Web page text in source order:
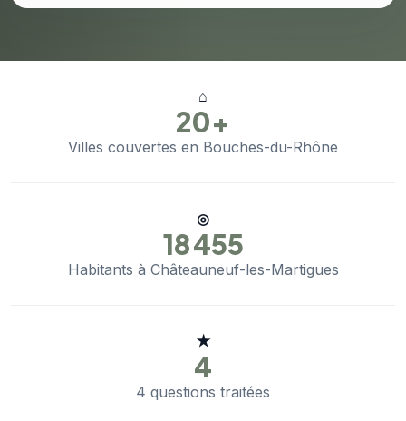
⌂
20+
Villes couvertes en Bouches-du-Rhône
◎
18 455
Habitants à Châteauneuf-les-Martigues
★
4
4 questions traitées